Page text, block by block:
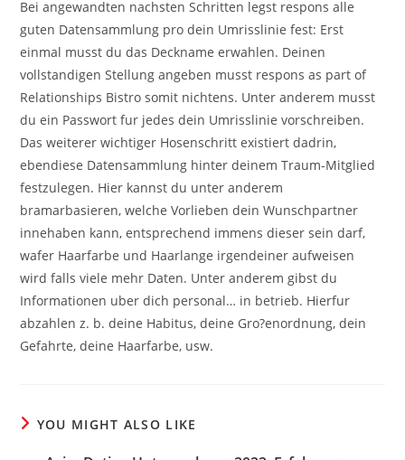
Bei angewandten nachsten Schritten legst respons alle
guten Datensammlung pro dein Umrisslinie fest: Erst
einmal musst du das Deckname erwahlen. Deinen
vollstandigen Stellung angeben musst respons as part of
Relationships Bistro somit nichtens. Unter anderem musst
du ein Passwort fur jedes dein Umrisslinie vorschreiben.
Das weiterer wichtiger Hosenschritt existiert dadrin,
ebendiese Datensammlung hinter deinem Traum-Mitglied
festzulegen. Hier kannst du unter anderem
bramarbasieren, welche Vorlieben dein Wunschpartner
innehaben kann, entsprechend immens dieser sein darf,
wafer Haarfarbe und Haarlange irgendeiner aufweisen
wird falls viele mehr Daten. Unter anderem gibst du
Informationen uber dich personal… in betrieb. Hierfur
abzahlen z. b. deine Habitus, deine Gro?enordnung, dein
Gefahrte, deine Haarfarbe, usw.
YOU MIGHT ALSO LIKE